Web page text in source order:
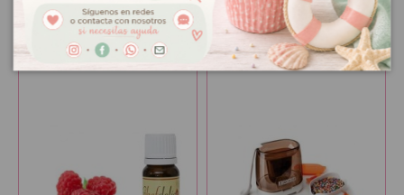
También podría interesarle